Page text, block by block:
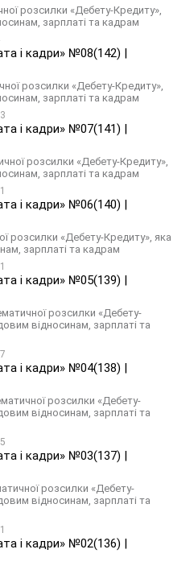
розсилки «Дебету-Кредиту»,
зарплаті та кадрам
і кадри» №08(142) |
розсилки «Дебету-Кредиту»,
зарплаті та кадрам
і кадри» №07(141) |
розсилки «Дебету-Кредиту»,
зарплаті та кадрам
і кадри» №06(140) |
розсилки «Дебету-Кредиту», яка
зарплаті та кадрам
і кадри» №05(139) |
розсилки «Дебету-
відносинам, зарплаті та
і кадри» №04(138) |
розсилки «Дебету-
відносинам, зарплаті та
і кадри» №03(137) |
розсилки «Дебету-
відносинам, зарплаті та
і кадри» №02(136) |